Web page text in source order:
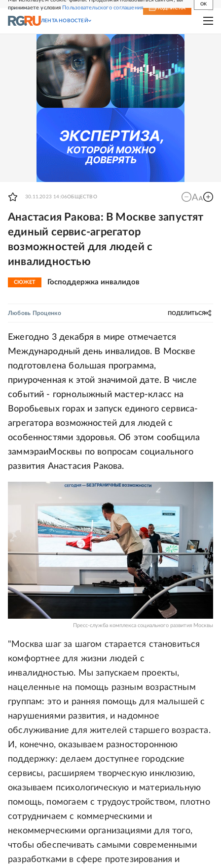
принимаете условия Пользовательского соглашения
OK
СВЕЖИЙ НОМЕР ПОДПИСКА
ЛЕНТА НОВОСТЕЙ
30.11.2023 14:06ОБЩЕСТВО
Анастасия Ракова: В Москве запустят
единый сервис-агрегатор
возможностей для людей с
инвалидностью
СЮЖЕТ Господдержка инвалидов
Любовь Проценко ПОДЕЛИТЬСЯ
Ежегодно 3 декабря в мире отмечается
Международный день инвалидов. В Москве
подготовлена большая программа,
приуроченная к этой значимой дате. В числе
событий - горнолыжный мастер-класс на
Воробьевых горах и запуск единого сервиса-
агрегатора возможностей для людей с
особенностями здоровья. Об этом сообщила
заммэраиМосквы по вопросам социального
развития Анастасия Ракова.
Пресс-служба комплекса социального развития Москвы
"Москва шаг за шагом старается становиться
комфортнее для жизни людей с
инвалидностью. Мы запускаем проекты,
нацеленные на помощь разным возрастным
группам: это и ранняя помощь для малышей с
нарушениями развития, и надомное
обслуживание для жителей старшего возраста.
И, конечно, оказываем разностороннюю
поддержку: делаем доступнее городские
сервисы, расширяем творческую инклюзию,
оказываем психологическую и материальную
помощь, помогаем с трудоустройством, плотно
сотрудничаем с коммерческими и
некоммерческими организациями для того,
чтобы обеспечивать самыми современными
разработками в сфере протезирования и